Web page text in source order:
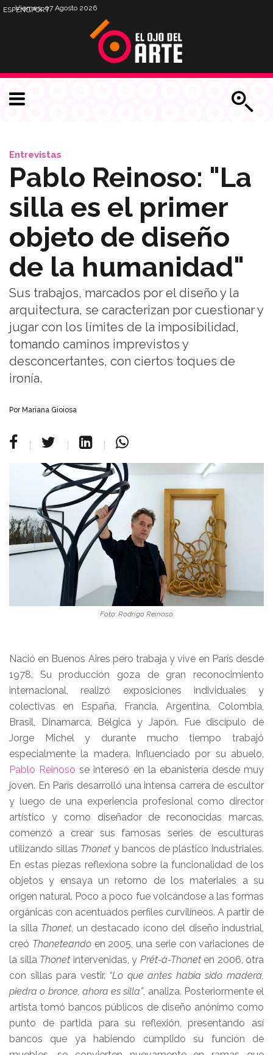
Viernes, 07 Agosto 2026
ESPENGPORT
Entrevistas
Pablo Reinoso: "La
silla es el primer
objeto de diseño
de la humanidad"
Sus trabajos, marcados por el diseño y la
arquitectura, se caracterizan por cuestionar y
jugar con los límites de la imposibilidad,
tomando caminos imprevistos y
desconcertantes, con ciertos toques de
ironía.
Por Mariana Gioiosa
Foto: Rodrigo Reinoso
Nació en Buenos Aires pero trabaja y vive en París desde
1978. Su producción goza de gran reconocimiento
internacional, realizó exposiciones individuales y
colectivas en España, Francia, Argentina, Colombia,
Brasil, Dinamarca, Bélgica y Japón. Fue discípulo de
Jorge Michel y durante mucho tiempo trabajó
especialmente la madera. Influenciado por su abuelo,
Pablo Reinoso se interesó en la ebanistería desde muy
joven. En París desarrolló una intensa carrera de escultor
y luego de una experiencia profesional como director
artístico y como diseñador de reconocidas marcas,
comenzó a crear sus famosas series de esculturas
utilizando sillas Thonet y bancos de plástico industriales.
En estas piezas reflexiona sobre la funcionalidad de los
objetos y ensaya un retorno de los materiales a su
origen natural. Poco a poco fue volcándose a las formas
orgánicas con acentuados perfiles curvilíneos. A partir de
la silla Thonet, un destacado ícono del diseño industrial,
creó Thoneteandoen 2005, una serie con variaciones de
la silla Thonet intervenidas, y Prêt-à-Thoneten 2006, otra
con sillas para vestir. “Lo que antes había sido madera,
piedra o bronce, ahora es silla”, analiza. Posteriormente el
artista tomó bancos públicos de diseño anónimo como
punto de partida para su reflexión, presentando así
bancos que ya habiendo cumplido su función de